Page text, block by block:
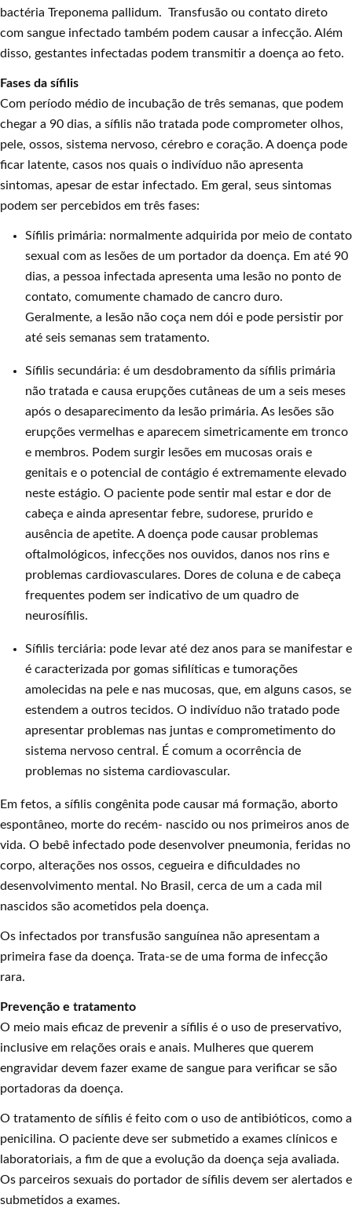
bactéria Treponema pallidum. Transfusão ou contato direto
com sangue infectado também podem causar a infecção. Além
disso, gestantes infectadas podem transmitir a doença ao feto.
Fases da sífilis
Com período médio de incubação de três semanas, que podem
chegar a 90 dias, a sífilis não tratada pode comprometer olhos,
pele, ossos, sistema nervoso, cérebro e coração. A doença pode
ficar latente, casos nos quais o indivíduo não apresenta
sintomas, apesar de estar infectado. Em geral, seus sintomas
podem ser percebidos em três fases:
Sífilis primária: normalmente adquirida por meio de contato
sexual com as lesões de um portador da doença. Em até 90
dias, a pessoa infectada apresenta uma lesão no ponto de
contato, comumente chamado de cancro duro.
Geralmente, a lesão não coça nem dói e pode persistir por
até seis semanas sem tratamento.
Sífilis secundária: é um desdobramento da sífilis primária
não tratada e causa erupções cutâneas de um a seis meses
após o desaparecimento da lesão primária. As lesões são
erupções vermelhas e aparecem simetricamente em tronco
e membros. Podem surgir lesões em mucosas orais e
genitais e o potencial de contágio é extremamente elevado
neste estágio. O paciente pode sentir mal estar e dor de
cabeça e ainda apresentar febre, sudorese, prurido e
ausência de apetite. A doença pode causar problemas
oftalmológicos, infecções nos ouvidos, danos nos rins e
problemas cardiovasculares. Dores de coluna e de cabeça
frequentes podem ser indicativo de um quadro de
neurosífilis.
Sífilis terciária: pode levar até dez anos para se manifestar e
é caracterizada por gomas sifilíticas e tumorações
amolecidas na pele e nas mucosas, que, em alguns casos, se
estendem a outros tecidos. O indivíduo não tratado pode
apresentar problemas nas juntas e comprometimento do
sistema nervoso central. É comum a ocorrência de
problemas no sistema cardiovascular.
Em fetos, a sífilis congênita pode causar má formação, aborto
espontâneo, morte do recém- nascido ou nos primeiros anos de
vida. O bebê infectado pode desenvolver pneumonia, feridas no
corpo, alterações nos ossos, cegueira e dificuldades no
desenvolvimento mental. No Brasil, cerca de um a cada mil
nascidos são acometidos pela doença.
Os infectados por transfusão sanguínea não apresentam a
primeira fase da doença. Trata-se de uma forma de infecção
rara.
Prevenção e tratamento
O meio mais eficaz de prevenir a sífilis é o uso de preservativo,
inclusive em relações orais e anais. Mulheres que querem
engravidar devem fazer exame de sangue para verificar se são
portadoras da doença.
O tratamento de sífilis é feito com o uso de antibióticos, como a
penicilina. O paciente deve ser submetido a exames clínicos e
laboratoriais, a fim de que a evolução da doença seja avaliada.
Os parceiros sexuais do portador de sífilis devem ser alertados e
submetidos a exames.